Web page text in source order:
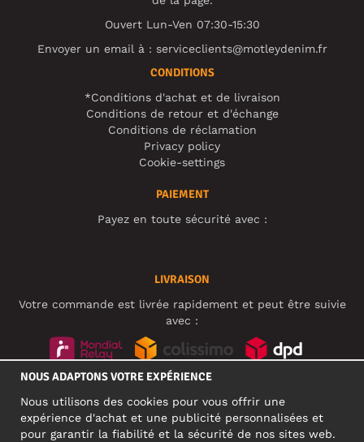
Ouvert Lun-Ven 07:30-15:30
Envoyer un email à : serviceclients@motleydenim.fr
CONDITIONS
*Conditions d'achat et de livraison
Conditions de retour et d'échange
Conditions de réclamation
Privacy policy
Cookie-settings
PAIEMENT
Payez en toute sécurité avec :
LIVRAISON
Votre commande est livrée rapidement et peut être suivie
avec :
NOUS ADAPTONS VOTRE EXPÉRIENCE
Nous utilisons des cookies pour vous offrir une
expérience d'achat et une publicité personnalisées et
pour garantir la fiabilité et la sécurité de nos sites web.